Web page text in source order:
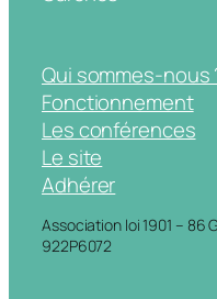
Qui sommes-nous
Fonctionnement
Les conférences
Le site
Adhérer
Association loi 1901 – 86
922P6072